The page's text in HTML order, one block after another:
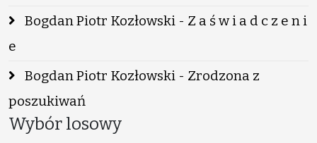
Bogdan Piotr Kozłowski - Z a ś w i a d c z e n i
e
Bogdan Piotr Kozłowski - Zrodzona z
poszukiwań
Wybór losowy